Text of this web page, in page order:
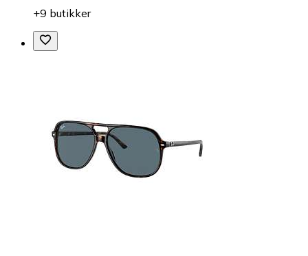
+9 butikker